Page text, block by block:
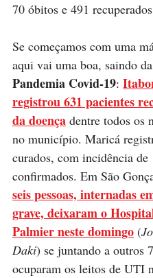
70 óbitos e 491
Se começamos com uma
aqui vai uma boa, saindo
Pandemia Covid-19:
registrou 631 pacientes
da doença dentre todos os
no município. Maricá
curados, com incidência de
confirmados. Em São
seis pessoas, internadas
grave, deixaram o
Palmier neste domingo (
Daki) se juntando a outros
ocuparam os leitos de UTI